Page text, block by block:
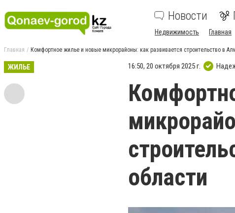
Новости
Недвижимость Главная
Главная Комфортное жилье и новые микрорайоны: как развивается строительство в
ЖИЛЬЕ 16:50, 20 октября 2025 г.
области